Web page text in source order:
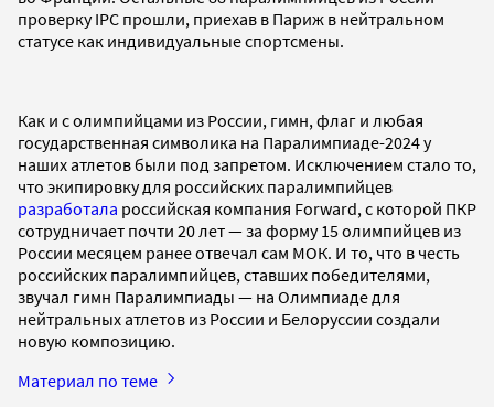
проверку IPC прошли, приехав в Париж в нейтральном
статусе как индивидуальные спортсмены.
Как и с олимпийцами из России, гимн, флаг и любая
государственная символика на Паралимпиаде-2024 у
наших атлетов были под запретом. Исключением стало то,
что экипировку для российских паралимпийцев
разработала российская компания Forward, с которой ПКР
сотрудничает почти 20 лет — за форму 15 олимпийцев из
России месяцем ранее отвечал сам МОК. И то, что в честь
российских паралимпийцев, ставших победителями,
звучал гимн Паралимпиады — на Олимпиаде для
нейтральных атлетов из России и Белоруссии создали
новую композицию.
Материал по теме